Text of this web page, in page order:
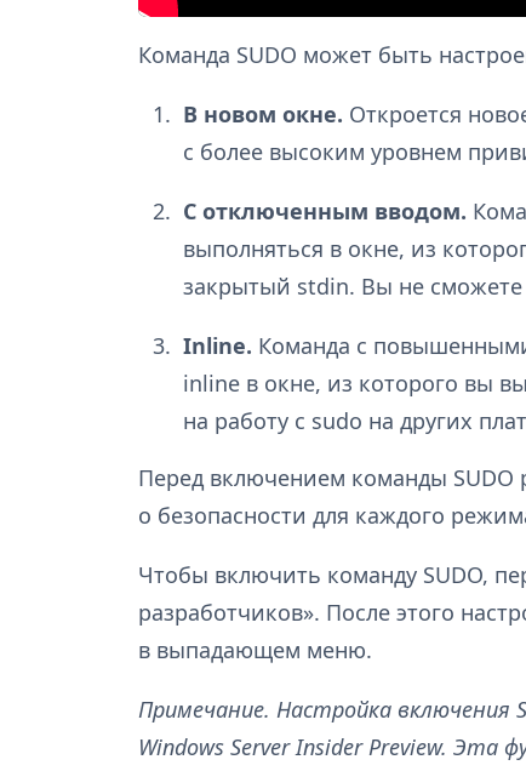
Команда SUDO может быть
В новом окне. Откроется
с более высоким уровнем
С отключенным вводом.
выполняться в окне, из
закрытый stdin. Вы не сможете
Inline. Команда с
inline в окне, из которого вы
на работу с sudo на других
Перед включением команды SUDO
о безопасности для каждого
Чтобы включить команду SUDO,
разработчиков». После этого
в выпадающем меню.
Примечание. Настройка включения
Windows Server Insider Preview. Эта